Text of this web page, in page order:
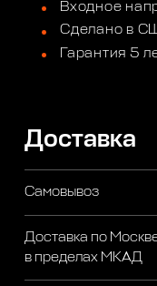
Входное
Сделано в
Гарантия 5
Доставка
Самовывоз
Доставка по
в пределах МКАД